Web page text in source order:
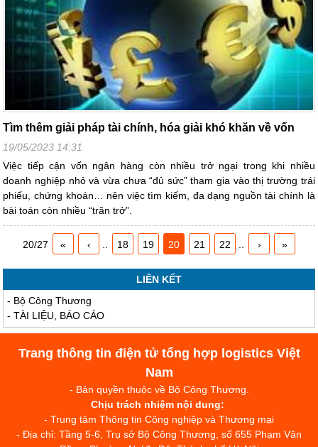
Tìm thêm giải pháp tài chính, hóa giải khó khăn về vốn
19/05/2023 14:31
Việc tiếp cận vốn ngân hàng còn nhiều trở ngại trong khi nhiều
doanh nghiệp nhỏ và vừa chưa “đủ sức” tham gia vào thị trường trái
phiếu, chứng khoán… nên việc tìm kiếm, đa dạng nguồn tài chính là
bài toán còn nhiều “trăn trở”.
20/27 « ‹ 18 19 20 21 22 › »
LIÊN KẾT
- Bộ Công Thương
-TÀI LIỆU, BÁO CÁO
Trang thông tin điện tử tổng hợp logistics Việt
Nam
- Bản quyền thuộc về Bộ Công Thương.
Chịu trách nhiệm nội dung:
- Trung tâm Thông tin Công nghiệp và Thương mại
- Địa chỉ: Tầng 5-6, Trụ sở Bộ Công Thương, số 655 Phạm Văn